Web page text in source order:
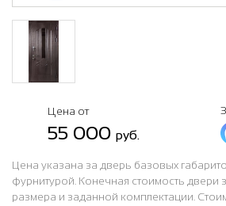
Цена от
55 000 руб.
Цена указана за дверь базовых
фурнитурой. Конечная стоимость двери
размера и заданной комплектации.